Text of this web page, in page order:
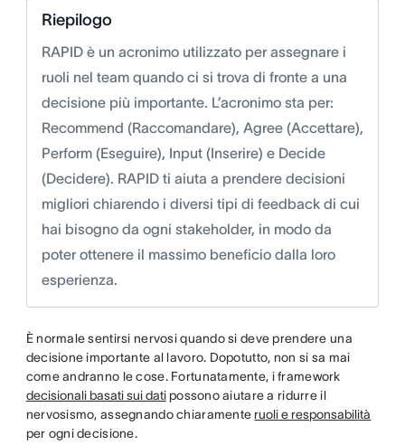
Riepilogo
RAPID è un acronimo utilizzato per assegnare i
ruoli nel team quando ci si trova di fronte a una
decisione più importante. L’acronimo sta per:
Recommend (Raccomandare), Agree (Accettare),
Perform (Eseguire), Input (Inserire) e Decide
(Decidere). RAPID ti aiuta a prendere decisioni
migliori chiarendo i diversi tipi di feedback di cui
hai bisogno da ogni stakeholder, in modo da
poter ottenere il massimo beneficio dalla loro
esperienza.
È normale sentirsi nervosi quando si deve prendere una
decisione importante al lavoro. Dopotutto, non si sa mai
come andranno le cose. Fortunatamente, i framework
decisionali basati sui datipossono aiutare a ridurre il
nervosismo, assegnando chiaramente ruoli e responsabilità
per ogni decisione.